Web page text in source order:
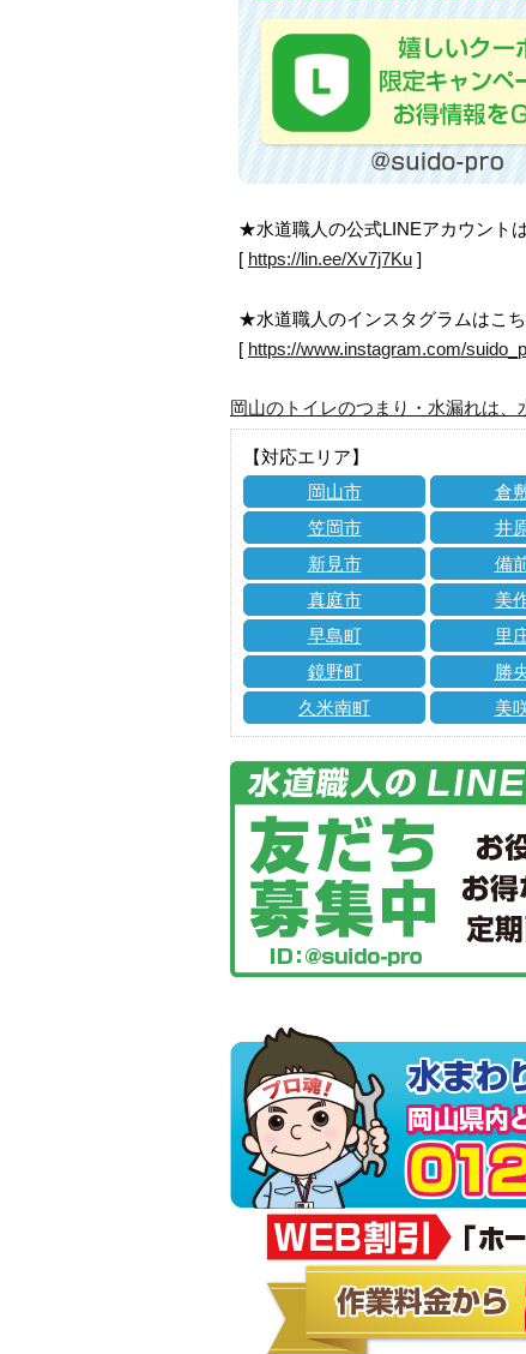
★水道職人の公式LINEアカウント
[ https://lin.ee/Xv7j7Ku ]
★水道職人のインスタグラムはこち
[ https://www.instagram.com/
岡山のトイレのつまり・水漏れは、
【対応エリア】
岡山市
倉
笠岡市
井
新見市
備
真庭市
美
早島町
里
鏡野町
勝
久米南町
美